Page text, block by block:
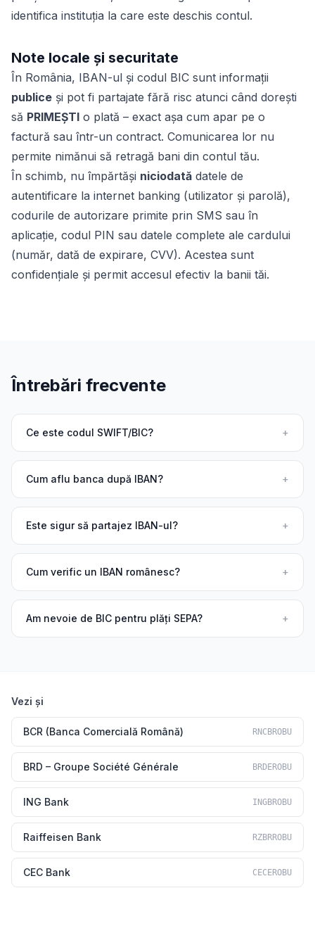
identifica instituția la care este deschis contul.
Note locale și securitate
În România, IBAN-ul și codul BIC sunt informații
publice și pot fi partajate fără risc atunci când dorești
să PRIMEȘTI o plată – exact așa cum apar pe o
factură sau într-un contract. Comunicarea lor nu
permite nimănui să retragă bani din contul tău.
În schimb, nu împărtăși niciodată datele de
autentificare la internet banking (utilizator și parolă),
codurile de autorizare primite prin SMS sau în
aplicație, codul PIN sau datele complete ale cardului
(număr, dată de expirare, CVV). Acestea sunt
confidențiale și permit accesul efectiv la banii tăi.
Întrebări frecvente
Ce este codul SWIFT/BIC? +
Cum aflu banca după IBAN? +
Este sigur să partajez IBAN-ul? +
Cum verific un IBAN românesc? +
Am nevoie de BIC pentru plăți SEPA? +
Vezi și
BCR (Banca Comercială Română) RNCBROBU
BRD – Groupe Société Générale BRDEROBU
ING Bank INGBROBU
Raiffeisen Bank RZBRROBU
CEC Bank CECEROBU